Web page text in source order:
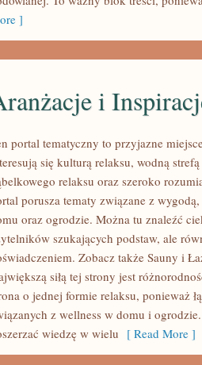
]
i
portal tematyczny to przyjazne
się kulturą relaksu, wodną
relaksu oraz szeroko
porusza tematy związane z
oraz ogrodzie. Można tu znaleźć
szukających podstaw, ale
Zobacz także Sauny i
siłą tej strony jest
o jednej formie relaksu, ponieważ
z wellness w domu i
wiedzę w wielu [ Read More ]